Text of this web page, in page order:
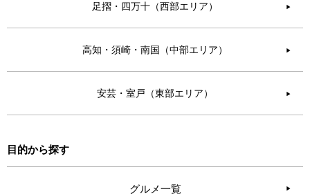
足摺・四万十（西部エリア） ▶︎
高知・須崎・南国（中部エリア） ▶︎
安芸・室戸（東部エリア） ▶︎
目的から探す
グルメ一覧